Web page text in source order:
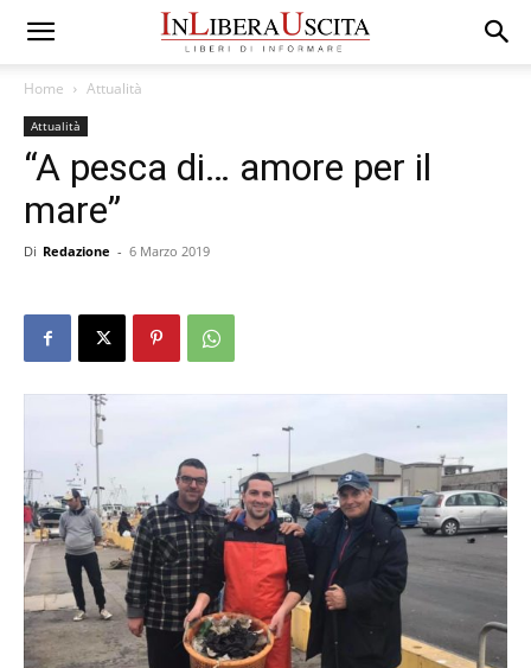
Home Attualità
Attualità
“A pesca di… amore per il
mare”
Di Redazione - 6 Marzo 2019